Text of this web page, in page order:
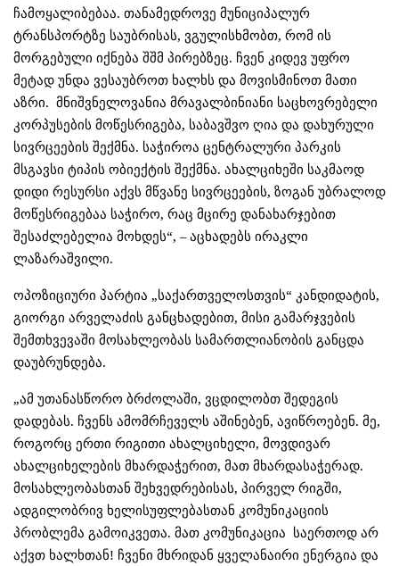
ჩამოყალიბებაა. თანამედროვე მუნიციპალურ
ტრანსპორტზე საუბრისას, ვგულისხმობთ, რომ ის
მორგებული იქნება შშმ პირებზეც. ჩვენ კიდევ უფრო
მეტად უნდა ვესაუბროთ ხალხს და მოვისმინოთ მათი
აზრი. მნიშვნელოვანია მრავალბინიანი საცხოვრებელი
კორპუსების მოწესრიგება, საბავშვო ღია და დახურული
სივრცეების შექმნა. საჭიროა ცენტრალური პარკის
მსგავსი ტიპის ობიექტის შექმნა. ახალციხეში საკმაოდ
დიდი რესურსი აქვს მწვანე სივრცეების, ზოგან უბრალოდ
მოწესრიგებაა საჭირო, რაც მცირე დანახარჯებით
შესაძლებელია მოხდეს“, – აცხადებს ირაკლი
ლაზარაშვილი.
ოპოზიციური პარტია „საქართველოსთვის“ კანდიდატის,
გიორგი არველაძის განცხადებით, მისი გამარჯვების
შემთხვევაში მოსახლეობას სამართლიანობის განცდა
დაუბრუნდება.
„ამ უთანასწორო ბრძოლაში, ვცდილობთ შედეგის
დადებას. ჩვენს ამომრჩეველს აშინებენ, ავიწროებენ. მე,
როგორც ერთი რიგითი ახალციხელი, მოვდივარ
ახალციხელების მხარდაჭერით, მათ მხარდასაჭერად.
მოსახლეობასთან შეხვედრებისას, პირველ რიგში,
ადგილობრივ ხელისუფლებასთან კომუნიკაციის
პრობლემა გამოიკვეთა. მათ კომუნიკაცია საერთოდ არ
აქვთ ხალხთან! ჩვენი მხრიდან ყველანაირი ენერგია და